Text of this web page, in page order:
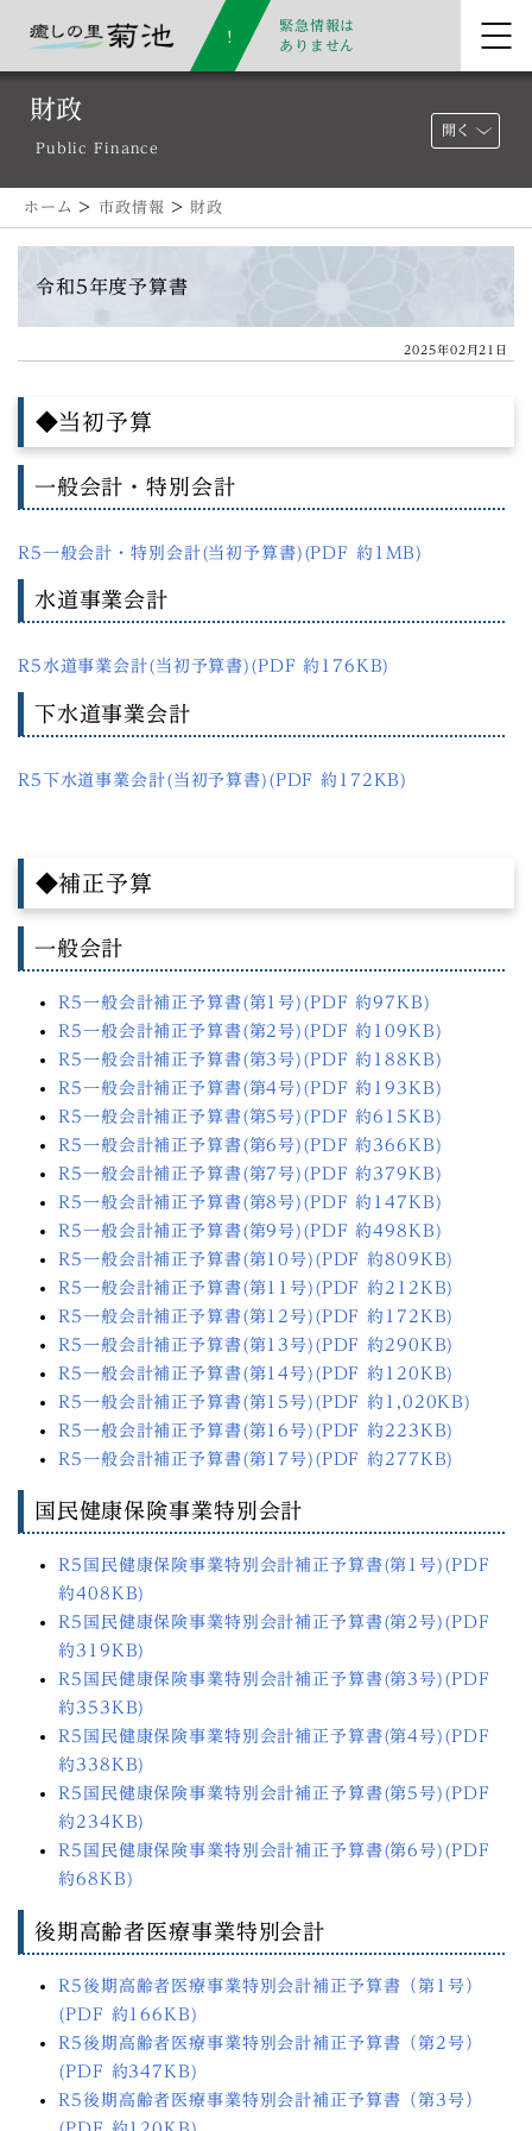
緊急情報は
ありません
財政
Public Finance
開く
ホーム >市政情報 > 財政
令和5年度予算書
2025年02月21日
◆当初予算
一般会計・特別会計
R5一般会計・特別会計(当初予算書)(PDF 約1MB)
水道事業会計
R5水道事業会計(当初予算書)(PDF 約176KB)
下水道事業会計
R5下水道事業会計(当初予算書)(PDF 約172KB)
◆補正予算
一般会計
R5一般会計補正予算書(第1号)(PDF 約97KB)
R5一般会計補正予算書(第2号)(PDF 約109KB)
R5一般会計補正予算書(第3号)(PDF 約188KB)
R5一般会計補正予算書(第4号)(PDF 約193KB)
R5一般会計補正予算書(第5号)(PDF 約615KB)
R5一般会計補正予算書(第6号)(PDF 約366KB)
R5一般会計補正予算書(第7号)(PDF 約379KB)
R5一般会計補正予算書(第8号)(PDF 約147KB)
R5一般会計補正予算書(第9号)(PDF 約498KB)
R5一般会計補正予算書(第10号)(PDF 約809KB)
R5一般会計補正予算書(第11号)(PDF 約212KB)
R5一般会計補正予算書(第12号)(PDF 約172KB)
R5一般会計補正予算書(第13号)(PDF 約290KB)
R5一般会計補正予算書(第14号)(PDF 約120KB)
R5一般会計補正予算書(第15号)(PDF 約1,020KB)
R5一般会計補正予算書(第16号)(PDF 約223KB)
R5一般会計補正予算書(第17号)(PDF 約277KB)
国民健康保険事業特別会計
R5国民健康保険事業特別会計補正予算書(第1号)(PDF
約408KB)
R5国民健康保険事業特別会計補正予算書(第2号)(PDF
約319KB)
R5国民健康保険事業特別会計補正予算書(第3号)(PDF
約353KB)
R5国民健康保険事業特別会計補正予算書(第4号)(PDF
約338KB)
R5国民健康保険事業特別会計補正予算書(第5号)(PDF
約234KB)
R5国民健康保険事業特別会計補正予算書(第6号)(PDF
約68KB)
後期高齢者医療事業特別会計
R5後期高齢者医療事業特別会計補正予算書（第1号）
(PDF 約166KB)
R5後期高齢者医療事業特別会計補正予算書（第2号）
(PDF 約347KB)
R5後期高齢者医療事業特別会計補正予算書（第3号）